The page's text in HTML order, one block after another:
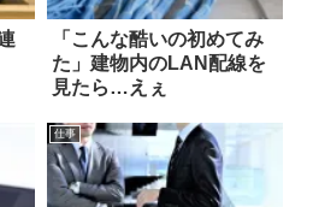
「こんな酷いの初めてみ
た」建物内のLAN配線を
見たら…えぇ
仕事